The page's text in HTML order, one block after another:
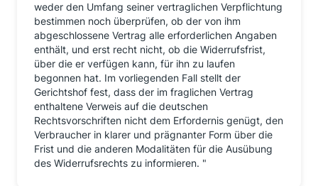
weder den Umfang seiner vertraglichen Verpflichtung
bestimmen noch überprüfen, ob der von ihm
abgeschlossene Vertrag alle erforderlichen Angaben
enthält, und erst recht nicht, ob die Widerrufsfrist,
über die er verfügen kann, für ihn zu laufen
begonnen hat. Im vorliegenden Fall stellt der
Gerichtshof fest, dass der im fraglichen Vertrag
enthaltene Verweis auf die deutschen
Rechtsvorschriften nicht dem Erfordernis genügt, den
Verbraucher in klarer und prägnanter Form über die
Frist und die anderen Modalitäten für die Ausübung
des Widerrufsrechts zu informieren. "